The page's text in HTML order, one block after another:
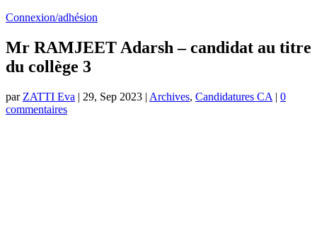
Connexion/adhésion
Mr RAMJEET Adarsh – candidat au titre
du collège 3
par ZATTI Eva | 29, Sep 2023 | Archives, Candidatures CA | 0
commentaires